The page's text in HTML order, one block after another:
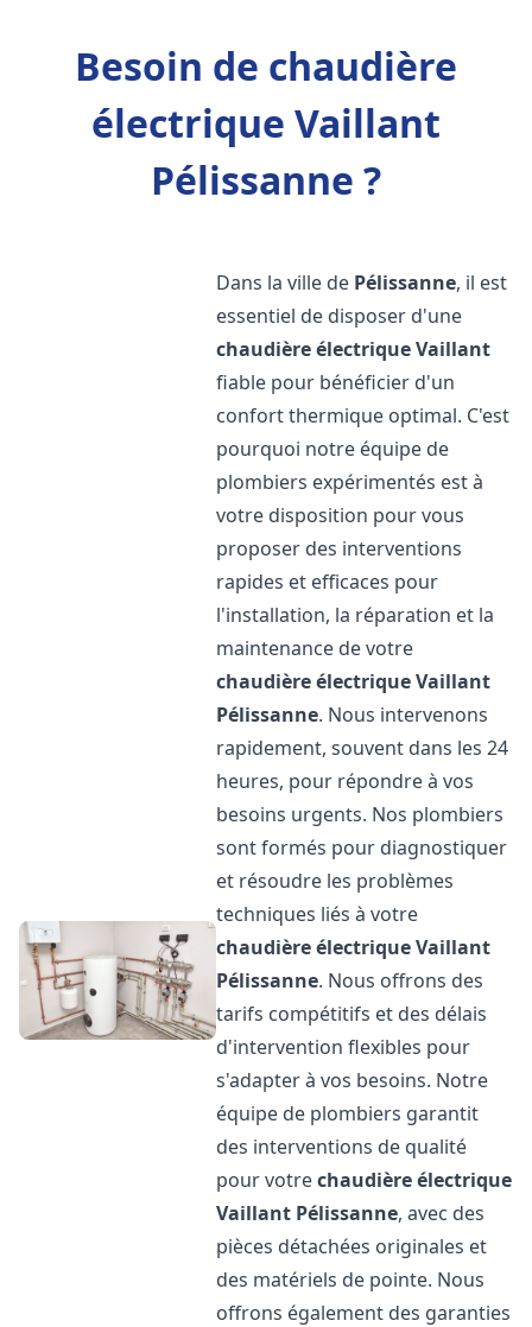
Besoin de chaudière
électrique Vaillant
Pélissanne ?
Dans la ville de Pélissanne, il est
essentiel de disposer d'une
chaudière électrique Vaillant
fiable pour bénéficier d'un
confort thermique optimal. C'est
pourquoi notre équipe de
plombiers expérimentés est à
votre disposition pour vous
proposer des interventions
rapides et efficaces pour
l'installation, la réparation et la
maintenance de votre
chaudière électrique Vaillant
Pélissanne. Nous intervenons
rapidement, souvent dans les 24
heures, pour répondre à vos
besoins urgents. Nos plombiers
sont formés pour diagnostiquer
et résoudre les problèmes
techniques liés à votre
chaudière électrique Vaillant
Pélissanne. Nous offrons des
tarifs compétitifs et des délais
d'intervention flexibles pour
s'adapter à vos besoins. Notre
équipe de plombiers garantit
des interventions de qualité
pour votrechaudière électrique
Vaillant Pélissanne, avec des
pièces détachées originales et
des matériels de pointe. Nous
offrons également des garanties